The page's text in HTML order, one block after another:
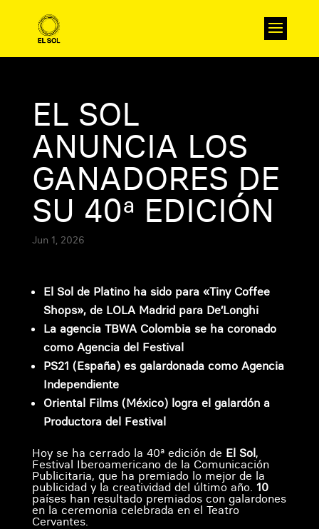
EL SOL
ANUNCIA LOS
GANADORES DE
SU 40ª EDICIÓN
Jun 1, 2026
El Sol de Platino ha sido para «Tiny Coffee
Shops», de LOLA Madrid para De’Longhi
La agencia TBWA Colombia se ha coronado
como Agencia del Festival
PS21 (España) es galardonada como Agencia
Independiente
Oriental Films (México) logra el galardón a
Productora del Festival
Hoy se ha cerrado la 40ª edición de El Sol,
Festival Iberoamericano de la Comunicación
Publicitaria, que ha premiado lo mejor de la
publicidad y la creatividad del último año. 10
países han resultado premiados con galardones
en la ceremonia celebrada en el Teatro
Cervantes.